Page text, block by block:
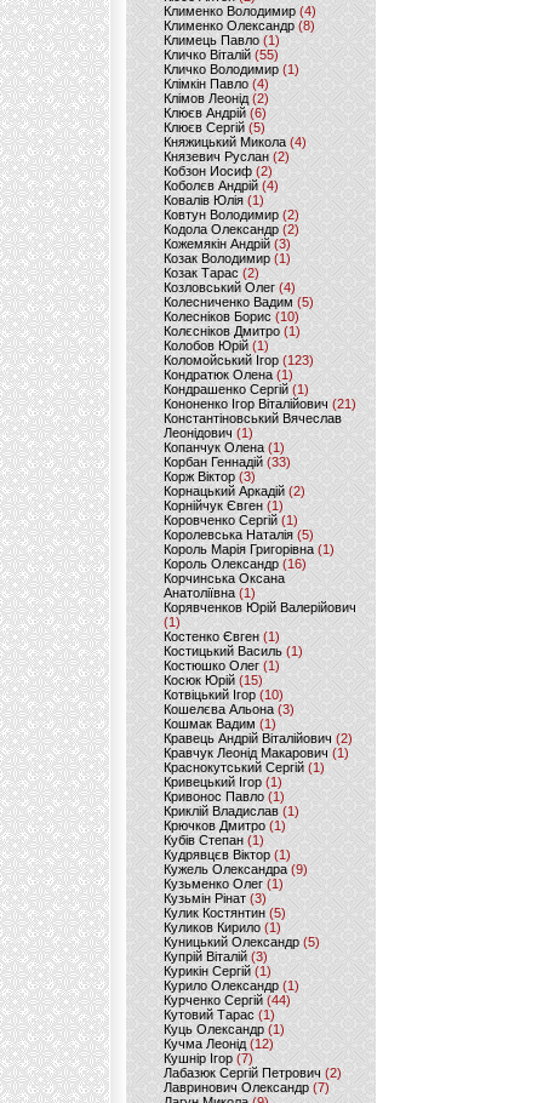
Клименко Володимир(4)
Клименко Олександр (8)
Климець Павло (1)
Кличко Віталій(55)
Кличко Володимир (1)
Клімкін Павло (4)
Клімов Леонід(2)
Клюєв Андрій(6)
Клюєв Сергій (5)
Княжицький Микола(4)
Князевич Руслан (2)
Кобзон Иосиф(2)
Коболєв Андрій (4)
Ковалів Юлія(1)
Ковтун Володимир (2)
Кодола Олександр (2)
Кожемякін Андрій (3)
Козак Володимир (1)
Козак Тарас (2)
Козловський Олег(4)
Колесниченко Вадим (5)
Колесніков Борис (10)
Колєсніков Дмитро (1)
Колобов Юрій (1)
Коломойський Ігор (123)
Кондратюк Олена(1)
Кондрашенко Сергій (1)
Кононенко Ігор Віталійович (21)
Константіновський Вячеслав
Леонідович (1)
Копанчук Олена (1)
Корбан Геннадій (33)
Корж Віктор (3)
Корнацький Аркадій (2)
Корнійчук Євген (1)
Коровченко Сергій (1)
Королевська Наталія(5)
Король Марія Григорівна (1)
Король Олександр (16)
Корчинська Оксана
Анатоліївна (1)
Корявченков Юрій Валерійович
(1)
Костенко Євген (1)
Костицький Василь (1)
Костюшко Олег (1)
Косюк Юрій (15)
Котвіцький Ігор (10)
Кошелєва Альона(3)
Кошмак Вадим (1)
Кравець Андрій Віталійович (2)
Кравчук Леонід Макарович (1)
Краснокутський Сергій (1)
Кривецький Ігор (1)
Кривонос Павло (1)
Криклій Владислав (1)
Крючков Дмитро(1)
Кубів Степан(1)
Кудрявцєв Віктор (1)
Кужель Олександра (9)
Кузьменко Олег (1)
Кузьмін Рінат(3)
Кулик Костянтин(5)
Куликов Кирило (1)
Куницький Олександр (5)
Купрій Віталій (3)
Курикін Сергій(1)
Курило Олександр (1)
Курченко Сергій (44)
Кутовий Тарас (1)
Куць Олександр (1)
Кучма Леонід (12)
Кушнір Ігор(7)
Лабазюк Сергій Петрович (2)
Лавринович Олександр(7)